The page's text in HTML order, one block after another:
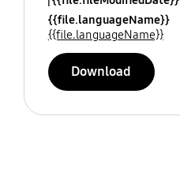
{{file.languageName}}
{{file.languageName}}
Download